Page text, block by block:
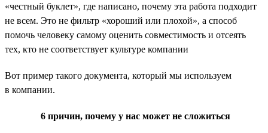
«честный буклет», где написано, почему эта работа подходит
не всем. Это не фильтр «хороший или плохой», а способ
помочь человеку самому оценить совместимость и отсеять
тех, кто не соответствует культуре компании
Вот пример такого документа, который мы используем
в компании.
6 причин, почему у нас может не сложиться